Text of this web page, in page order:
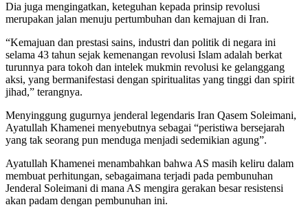
Dia juga mengingatkan, keteguhan kepada prinsip revolusi
merupakan jalan menuju pertumbuhan dan kemajuan di Iran.
“Kemajuan dan prestasi sains, industri dan politik di negara ini
selama 43 tahun sejak kemenangan revolusi Islam adalah berkat
turunnya para tokoh dan intelek mukmin revolusi ke gelanggang
aksi, yang bermanifestasi dengan spiritualitas yang tinggi dan spirit
jihad,” terangnya.
Menyinggung gugurnya jenderal legendaris Iran Qasem Soleimani,
Ayatullah Khamenei menyebutnya sebagai “peristiwa bersejarah
yang tak seorang pun menduga menjadi sedemikian agung”.
Ayatullah Khamenei menambahkan bahwa AS masih keliru dalam
membuat perhitungan, sebagaimana terjadi pada pembunuhan
Jenderal Soleimani di mana AS mengira gerakan besar resistensi
akan padam dengan pembunuhan ini.